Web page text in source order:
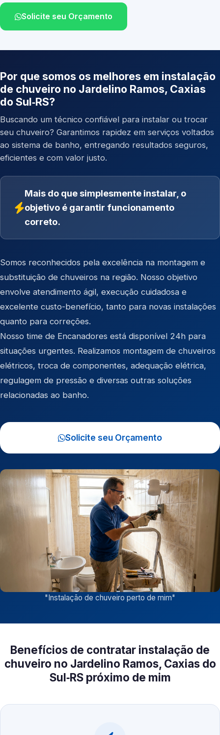
Solicite seu Orçamento
Por que somos os melhores em instalação
de chuveiro no Jardelino Ramos, Caxias
do Sul‑RS?
Buscando um técnico confiável para instalar ou trocar
seu chuveiro? Garantimos rapidez em serviços voltados
ao sistema de banho, entregando resultados seguros,
eficientes e com valor justo.
Mais do que simplesmente instalar, o
objetivo é garantir funcionamento
correto.
Somos reconhecidos pela excelência na montagem e
substituição de chuveiros na região. Nosso objetivo
envolve atendimento ágil, execução cuidadosa e
excelente custo-benefício, tanto para novas instalações
quanto para correções.
Nosso time de Encanadores está disponível 24h para
situações urgentes. Realizamos montagem de chuveiros
elétricos, troca de componentes, adequação elétrica,
regulagem de pressão e diversas outras soluções
relacionadas ao banho.
Solicite seu Orçamento
"Instalação de chuveiro perto de mim"
Benefícios de contratar instalação de
chuveiro no Jardelino Ramos, Caxias do
Sul‑RS próximo de mim